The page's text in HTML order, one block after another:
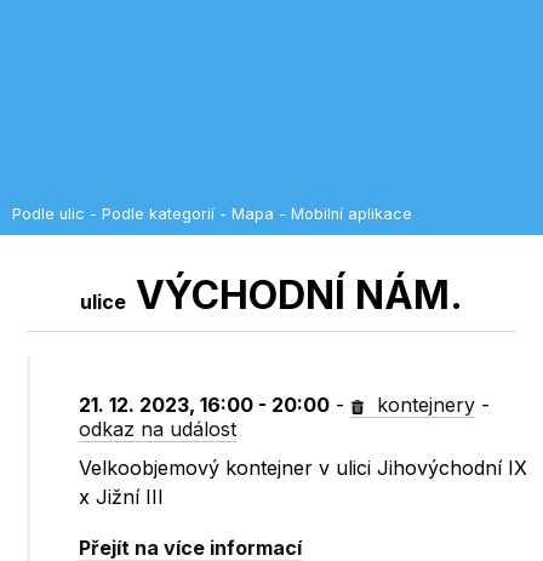
Podle ulic - Podle kategorií - Mapa - Mobilní aplikace
ulice VÝCHODNÍ NÁM.
21. 12. 2023, 16:00 - 20:00 - kontejnery -
odkaz na událost
Velkoobjemový kontejner v ulici Jihovýchodní IX
x Jižní III
Přejít na více informací